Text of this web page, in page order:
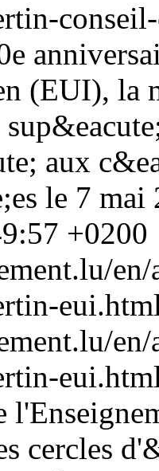
(EUI), la
aux
le 7
+0200
cercles